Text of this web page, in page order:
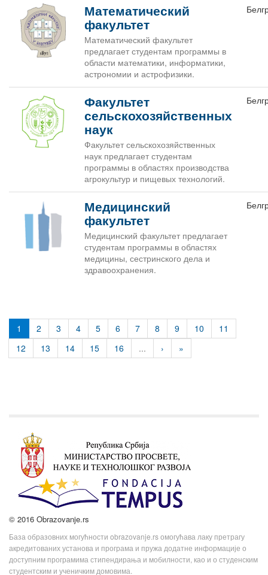
Математический
факультет
Математический факультет
предлагает студентам программы в
области математики, информатики,
астрономии и астрофизики.
Факультет
сельскохозяйственных
наук
Факультет сельскохозяйственных
наук предлагает студентам
программы в областях производства
агрокультур и пищевых технологий.
Медицинский
факультет
Медицинский факультет предлагает
студентам программы в областях
медицины, сестринского дела и
здравоохранения.
1 2 3 4 5 6 7 8 9 10
11
12
13 14 15 16 ... › »
© 2016 Obrazovanje.rs
База образовних могућности obrazovanje.rs омогућава лаку претрагу
акредитованих установа и програма и пружа додатне информације о
доступним програмима стипендирања и мобилности, као и о студенским
студентским и ученичким домовима.